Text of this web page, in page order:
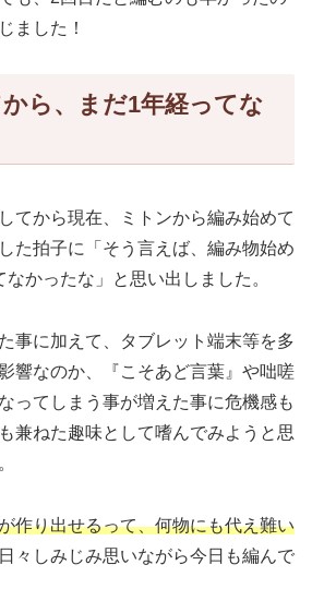
ました！
ら、まだ1年経ってな
てから現在、ミトンから編み始めて
た拍子に「そう言えば、編み物始め
かったな」と思い出しました。
事に加えて、タブレット端末等を多
響なのか、『こそあど言葉』や咄嗟
ってしまう事が増えた事に危機感も
兼ねた趣味として嗜んでみようと思
作り出せるって、何物にも代え難い
々しみじみ思いながら今日も編んで